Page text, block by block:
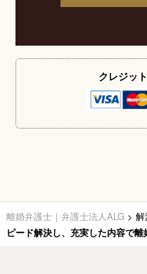
クレジッ
離婚弁護士｜弁護士法人ALG > 解
ピード解決し、充実した内容で